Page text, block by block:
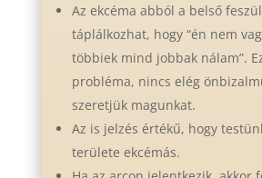
Az ekcéma abból a belső
táplálkozhat, hogy “én nem
többiek mind jobbak nálam”.
probléma, nincs elég
szeretjük magunkat.
Az is jelzés értékű, hogy
területe ekcémás.